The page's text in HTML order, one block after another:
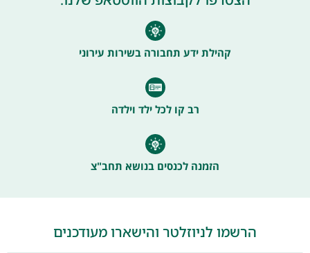
קהילת ידע תחבורה בשירות עירוני
רב קו לכל ילד וילדה
הזמנה לכנסים בנושא תחב"צ
הרשמו לניוזלטר והישארו מעודכנים